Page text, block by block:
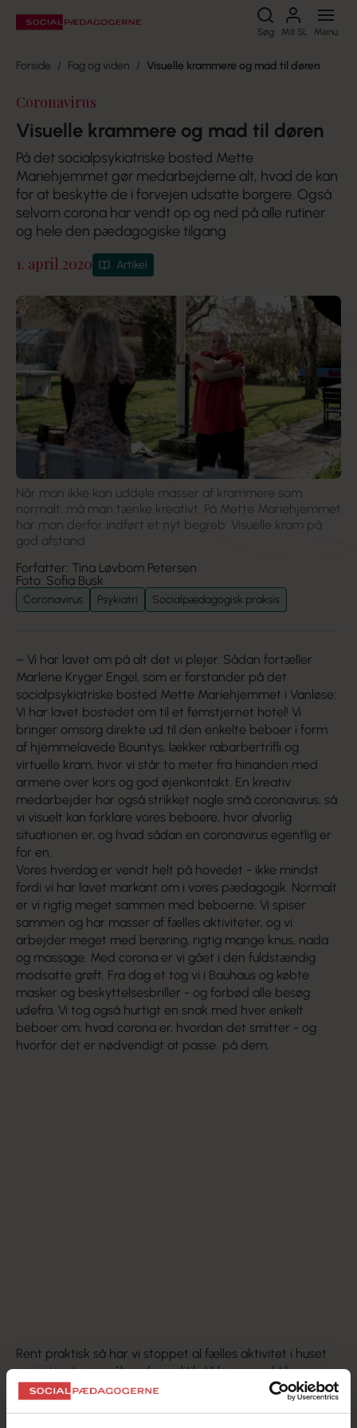
Søg Mit SL Menu
Søg
Forside Fag og viden Visuelle krammere og mad til døren
Coronavirus
Visuelle krammere og mad til døren
På det socialpsykiatriske bosted Mette
Mariehjemmet gør medarbejderne alt, hvad de kan
for at beskytte de i forvejen udsatte borgere. Også
selvom corona har vendt op og ned på alle rutiner
og hele den pædagogiske tilgang
1. april 2020 Artikel
Når man ikke kan uddele masser af krammere som
normalt, må man tænke kreativt. På Mette Mariehjemmet
har man derfor indført et nyt begreb: Visuelle kram på
god afstand
Forfatter: Tina Løvbom Petersen
Foto: Sofia Busk
Coronavirus Psykiatri Socialpædagogisk praksis
– Vi har lavet om på alt det vi plejer. Sådan fortæller
Marlene Kryger Engel, som er forstander på det
socialpsykiatriske bosted Mette Mariehjemmet i Vanløse:
Vi har lavet bostedet om til et femstjernet hotel! Vi
bringer omsorg direkte ud til den enkelte beboer i form
af hjemmelavede Bountys, lækker rabarbertrifli og
virtuelle kram, hvor vi står to meter fra hinanden med
armene over kors og god øjenkontakt. En kreativ
medarbejder har også strikket nogle små coronavirus, så
vi visuelt kan forklare vores beboere, hvor alvorlig
situationen er, og hvad sådan en coronavirus egentlig er
for en.
Vores hverdag er vendt helt på hovedet - ikke mindst
fordi vi har lavet markant om i vores pædagogik. Normalt
er vi rigtig meget sammen med beboerne. Vi spiser
sammen og har masser af fælles aktiviteter, og vi
arbejder meget med berøring, rigtig mange knus, nada
og massage. Med corona er vi gået i den fuldstændig
modsatte grøft. Fra dag et tog vi i Bauhaus og købte
masker og beskyttelsesbriller - og forbød alle besøg
udefra. Vi tog også hurtigt en snak med hver enkelt
beboer om, hvad corona er, hvordan det smitter - og
hvorfor det er nødvendigt at passe på dem.
Rent praktisk så har vi stoppet al fælles aktivitet i huset
og justeret vores åbendør politik. Vi laver mad til
beboerne tre gange om dagen, og så tager vi hver enkelt
beboer ud én af gangen og sørger for, at de får vasket